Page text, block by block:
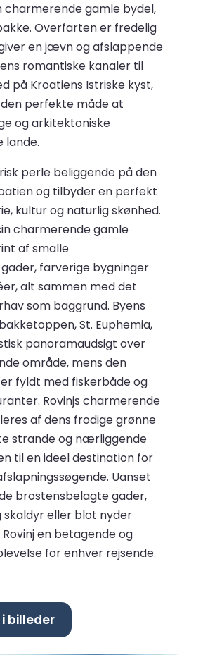
charmerende gamle bydel,
Overfarten er fredelig
en jævn og afslappende
romantiske kanaler til
på Kroatiens Istriske kyst,
perfekte måde at
og arkitektoniske
lande.
perle beliggende på den
og tilbyder en perfekt
kultur og naturlig skønhed.
charmerende gamle
af smalle
farverige bygninger
alt sammen med det
som baggrund. Byens
St. Euphemia,
panoramaudsigt over
område, mens den
fyldt med fiskerbåde og
Rovinjs charmerende
af dens frodige grønne
strande og nærliggende
til en ideel destination for
Uanset
brostensbelagte gader,
skaldyr eller blot nyder
en betagende og
for enhver rejsende.
billeder